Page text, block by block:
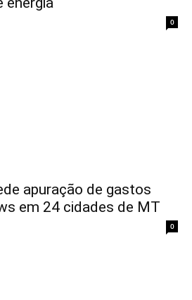
0
apuração de gastos
em 24 cidades de MT
0